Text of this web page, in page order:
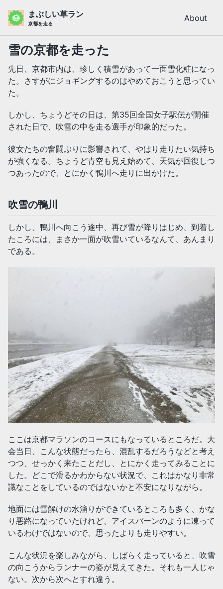
navigation
まぶしい草ラン
京都を走る
About
雪の京都を走った
先日、京都市内は、珍しく積雪があって一面雪化粧になっ
た。さすがにジョギングするのはやめておこうと思ってい
た。
しかし、ちょうどその日は、第35回全国女子駅伝が開催
された日で、吹雪の中を走る選手が印象的だった。
彼女たちの奮闘ぶりに影響されて、やはり走りたい気持ち
が強くなる。ちょうど青空も見え始めて、天気が回復しつ
つあったので、とにかく鴨川へ走りに出かけた。
吹雪の鴨川
しかし、鴨川へ向こう途中、再び雪が降りはじめ、到着し
たころには、まさか一面が吹雪いているなんて、あんまり
である。
ここは京都マラソンのコースにもなっているところだ。大
会当日、こんな状態だったら、混乱するだろうなどと考え
つつ、せっかく来たことだし、とにかく走ってみることに
した。どこで滑るかわからない状況で、これはかなり非常
識なことをしているのではないかと不安になりながら。
地面には雪解けの水溜りができているところも多く、かな
り悪路になっていたけれど、アイスバーンのように凍って
いるわけではないので、思ったよりも走りやすい。
こんな状況を楽しみながら、しばらく走っていると、吹雪
の向こうからランナーの姿が見えてきた。それも一人じゃ
ない。次から次へとすれ違う。